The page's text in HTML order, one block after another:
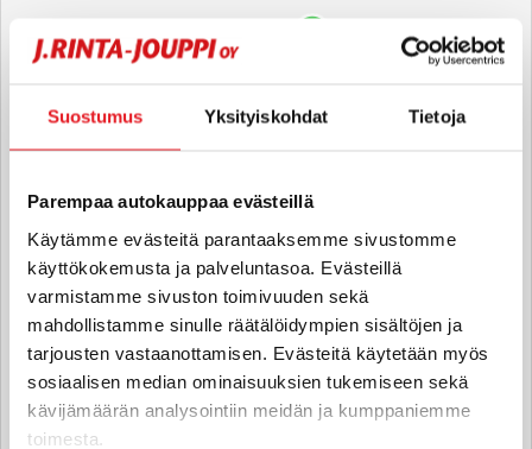
Suostumus Yksityiskohdat Tietoja
Parempaa autokauppaa evästeillä
Käytämme evästeitä parantaaksemme sivustomme
käyttökokemusta ja palveluntasoa. Evästeillä
varmistamme sivuston toimivuuden sekä
mahdollistamme sinulle räätälöidympien sisältöjen ja
tarjousten vastaanottamisen. Evästeitä käytetään myös
sosiaalisen median ominaisuuksien tukemiseen sekä
kävijämäärän analysointiin meidän ja kumppaniemme
toimesta.
Samuel Riikonen
samuel.riikonen@rintajouppi.fi
040 711 3956
Panu Pääkkönen
Automyyjä FI | EN